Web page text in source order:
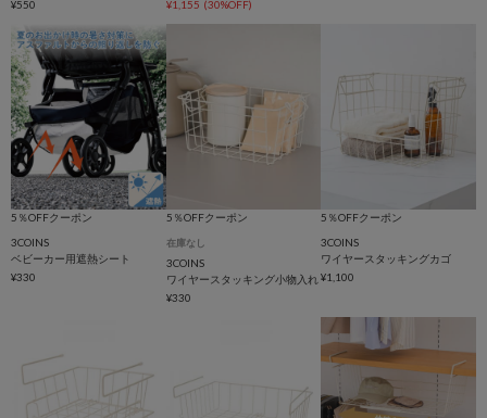
¥550
¥1,155 (30%OFF)
5％OFFクーポン
3COINS
ベビーカー用遮熱シート
¥330
5％OFFクーポン
在庫なし
3COINS
ワイヤースタッキング小物入れ
¥330
5％OFFクーポン
3COINS
ワイヤースタッキングカゴ
¥1,100